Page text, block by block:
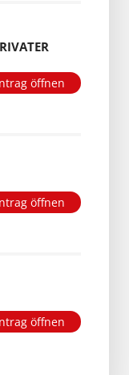
öffnen
öffnen
öffnen